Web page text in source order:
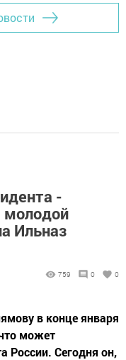
-
молодой
Ильназ
759 0 0
в конце января
может
России. Сегодня он,